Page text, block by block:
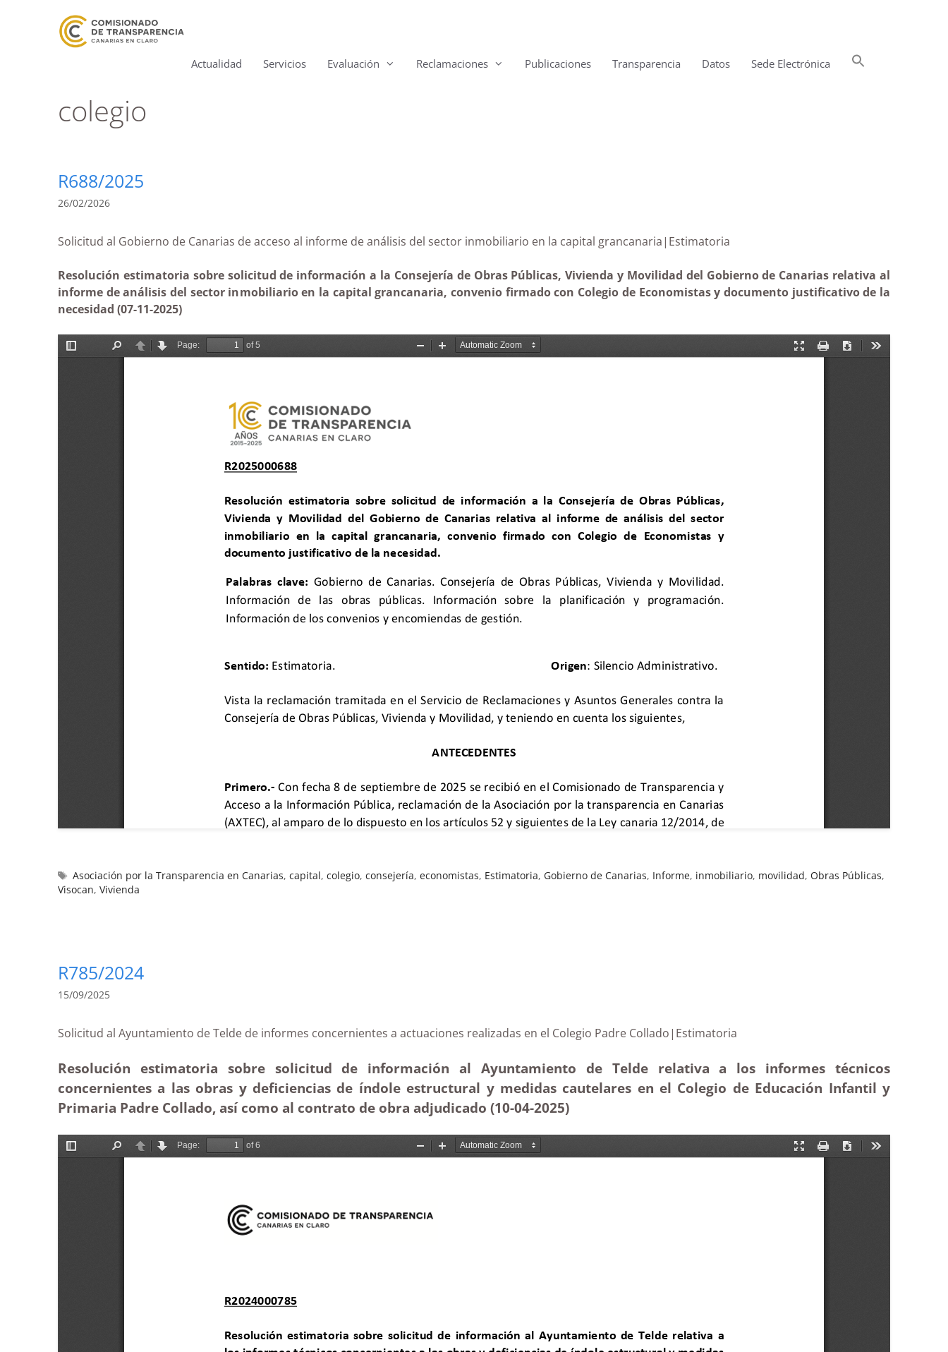
Actualidad Servicios Evaluación Reclamaciones Publicaciones Transparencia Datos Sede Electrónica
colegio
R688/2025
26/02/2026
Solicitud al Gobierno de Canarias de acceso al informe de análisis del sector inmobiliario en la capital grancanaria|Estimatoria
Resolución estimatoria sobre solicitud de información a la Consejería de Obras Públicas, Vivienda y Movilidad del Gobierno de Canarias relativa al
informe de análisis del sector inmobiliario en la capital grancanaria, convenio firmado con Colegio de Economistas y documento justificativo de la
necesidad (07-11-2025)
Asociación por la Transparencia en Canarias,capital,colegio,consejería,economistas, Estimatoria, Gobierno de Canarias, Informe, inmobiliario, movilidad,Obras Públicas,
Visocan, Vivienda
R785/2024
15/09/2025
Solicitud al Ayuntamiento de Telde de informes concernientes a actuaciones realizadas en el Colegio Padre Collado|Estimatoria
Resolución estimatoria sobre solicitud de información al Ayuntamiento de Telde relativa a los informes técnicos
concernientes a las obras y deficiencias de índole estructural y medidas cautelares en el Colegio de Educación Infantil y
Primaria Padre Collado, así como al contrato de obra adjudicado (10-04-2025)